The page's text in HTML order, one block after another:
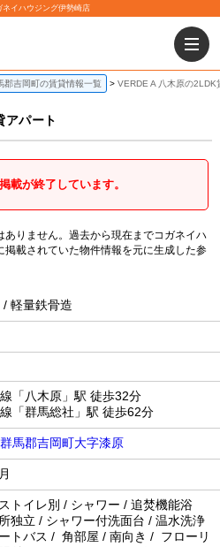
イハウジング伊勢崎店
郡吉岡町の賃貸情報一覧 VERDE A 八木原の2LDK
アパート
載が終了しています。
りません。過去から現在までコガネイハ
載されていた物件情報を元に生成した参
/ 軽量鉄骨造
線「八木原」駅 徒歩32分
線「群馬総社」駅 徒歩62分
馬郡吉岡町大字漆原
トイレ別 / シャワー / 追焚機能浴
独立 / シャワー付洗面台 / 温水洗浄
トバス / 角部屋 / 南向き / フローリ